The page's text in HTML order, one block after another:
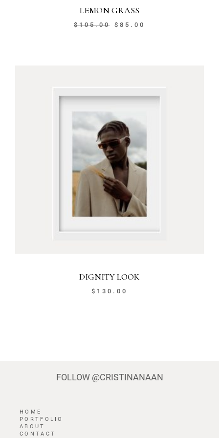
LEMON GRASS
$105.00 $85.00
DIGNITY LOOK
$ 130.00
FOLLOW @CRISTINANAAN
HOME
PORTFOLIO
ABOUT
CONTACT